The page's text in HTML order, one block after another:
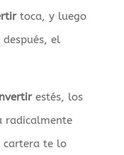
toca, y luego
el
estés, los
radicalmente
cartera te lo